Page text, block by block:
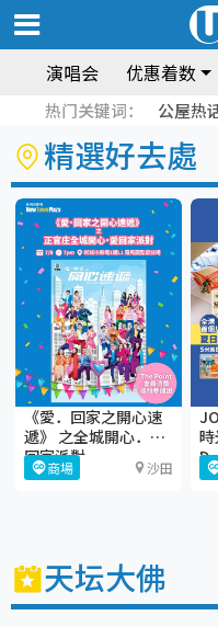
演唱会 优惠着数
热门关键词： 公屋热
精選好去處
《愛．回家之開心速
遞》 之全城開心．愛
回家派對
商場 沙田
天坛大佛